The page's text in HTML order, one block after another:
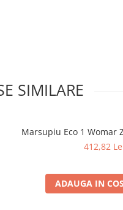
SIMILARE
Marsupiu Eco 1 Womar
412,82
ADAUGA IN COS